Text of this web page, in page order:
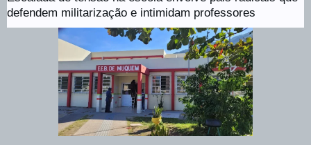
defendem militarização e intimidam professores